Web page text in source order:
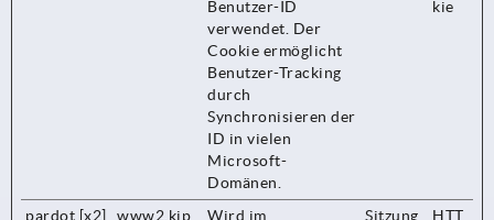
Benutzer-ID
verwendet. Der
Cookie ermöglicht
Benutzer-Tracking
durch
Synchronisieren der
ID in vielen
Microsoft-
Domänen.
kie
pardot [x2]
www2.kip
Wird im
Sitzung
HTT